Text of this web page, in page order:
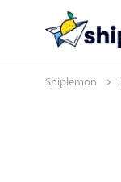
Shiplemon